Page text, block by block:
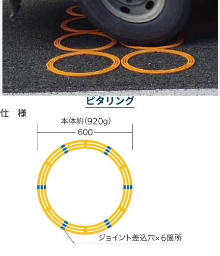
ピタリング
仕 様